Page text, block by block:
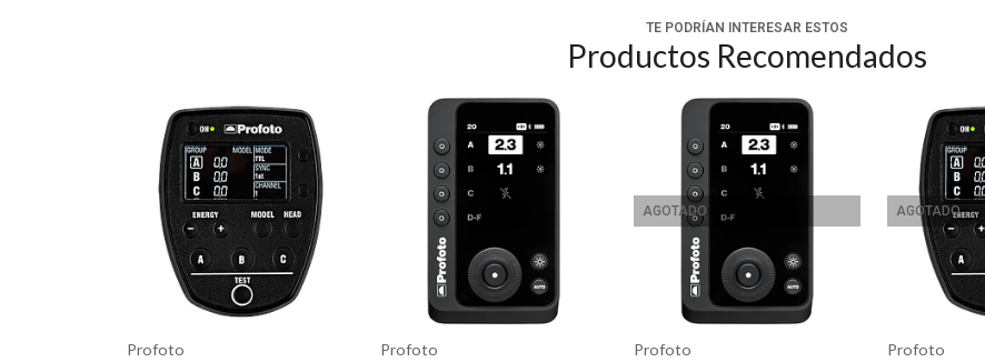
TE PODRÍAN INTERESAR ESTOS
Productos Recomendados
Profoto Profoto
AGOTADO
Profoto
AGOTADO
Profoto